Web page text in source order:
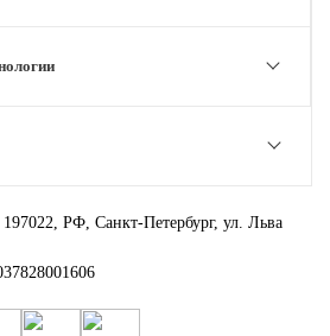
РФ, Санкт-Петербург, ул. Льва